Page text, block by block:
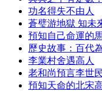
功名得失不由人
蒼璧游地獄 知未
預知自己命運的
歷史故事：百代
李業村舍遇高人
老和尚預言李世
預知天命的北宋